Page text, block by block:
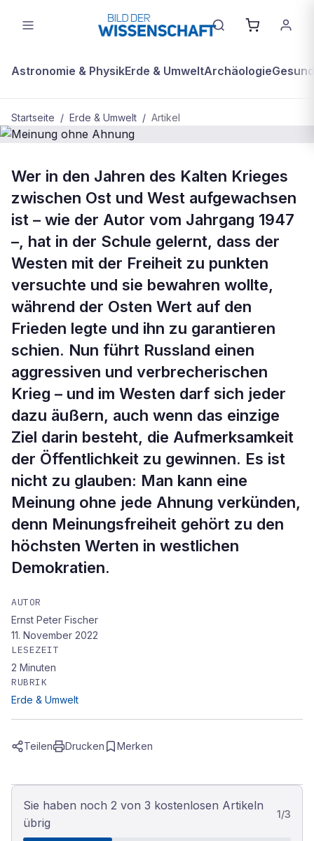
Astronomie & PhysikErde & UmweltArchäologie
Startseite / Erde & Umwelt / Artikel
BDW Plus ERDE & UMWELT
Meinung ohne Ahnung
Wer in den Jahren des Kalten Krieges
zwischen Ost und West aufgewachsen
ist – wie der Autor vom Jahrgang 1947
–, hat in der Schule gelernt, dass der
Westen mit der Freiheit zu punkten
versuchte und sie bewahren wollte,
während der Osten Wert auf den
Frieden legte und ihn zu garantieren
schien. Nun führt Russland einen
aggressiven und verbrecherischen
Krieg – und im Westen darf sich jeder
dazu äußern, auch wenn das einzige
Ziel darin besteht, die Aufmerksamkeit
der Öffentlichkeit zu gewinnen. Es ist
nicht zu glauben: Man kann eine
Meinung ohne jede Ahnung verkünden,
denn Meinungsfreiheit gehört zu den
höchsten Werten in westlichen
Demokratien.
AUTOR
Ernst Peter Fischer
11. November 2022
LESEZEIT
2 Minuten
RUBRIK
Erde & Umwelt
Teilen Drucken Merken
Sie haben noch 2 von 3 kostenlosen Artikeln
übrig
1/3